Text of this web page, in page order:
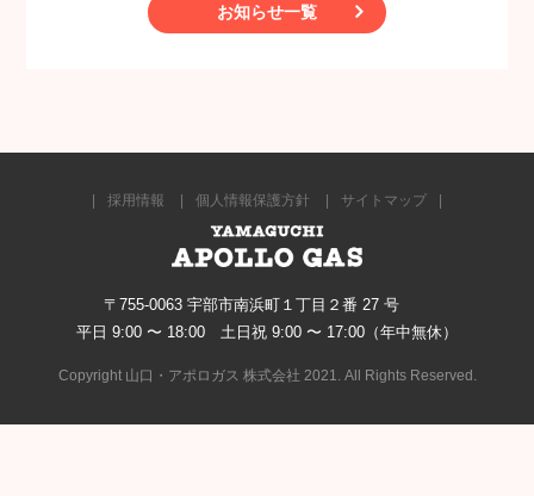
お知らせ一覧
採用情報 個人情報保護方針 サイトマップ
〒755-0063 宇部市南浜町１丁目２番 27 号
平日 9:00 〜 18:00 土日祝 9:00 〜 17:00（年中無休）
Copyright 山口・アポロガス 株式会社 2021. All Rights Reserved.